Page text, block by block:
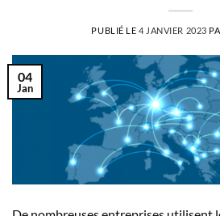
PUBLIÉ LE4 JANVIER 2023
04
Jan